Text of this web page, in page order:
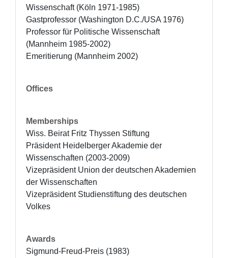
Wissenschaft (Köln 1971-1985)
Gastprofessor (Washington D.C./USA 1976)
Professor für Politische Wissenschaft
(Mannheim 1985-2002)
Emeritierung (Mannheim 2002)
Offices
Memberships
Wiss. Beirat Fritz Thyssen Stiftung
Präsident Heidelberger Akademie der
Wissenschaften (2003-2009)
Vizepräsident Union der deutschen Akademien
der Wissenschaften
Vizepräsident Studienstiftung des deutschen
Volkes
Awards
Sigmund-Freud-Preis (1983)